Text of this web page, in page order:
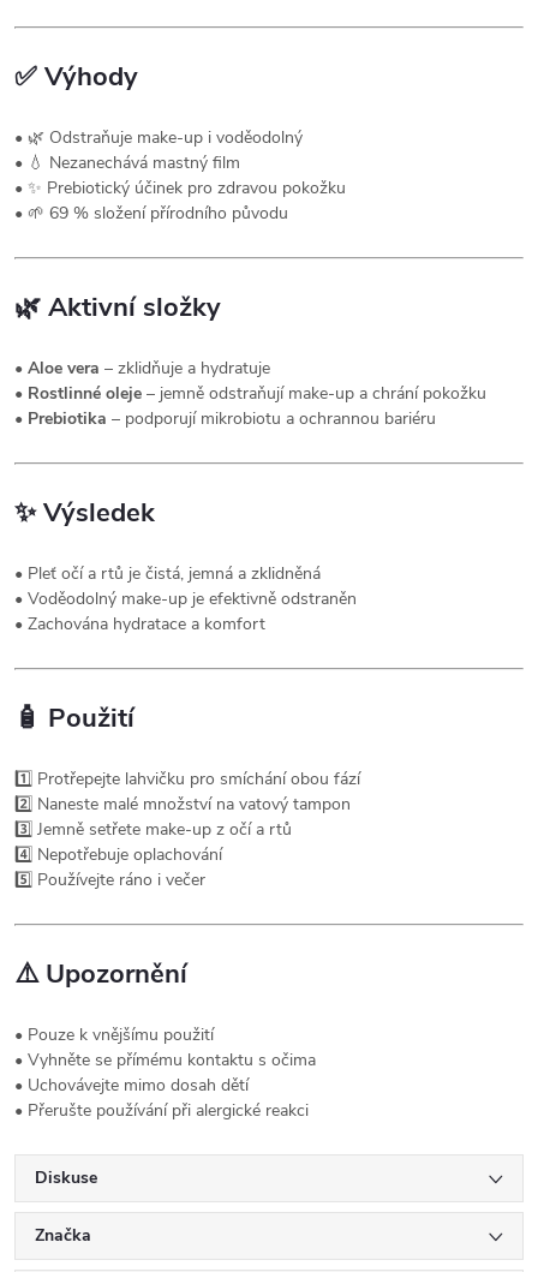
✅ Výhody
• 🌿 Odstraňuje make-up i voděodolný
• 💧 Nezanechává mastný film
• ✨ Prebiotický účinek pro zdravou pokožku
• 🌱 69 % složení přírodního původu
🌿 Aktivní složky
• Aloe vera – zklidňuje a hydratuje
• Rostlinné oleje – jemně odstraňují make-up a chrání pokožku
• Prebiotika – podporují mikrobiotu a ochrannou bariéru
✨Výsledek
• Pleť očí a rtů je čistá, jemná a zklidněná
• Voděodolný make-up je efektivně odstraněn
• Zachována hydratace a komfort
🧴 Použití
1️⃣ Protřepejte lahvičku pro smíchání obou fází
2️⃣ Naneste malé množství na vatový tampon
3️⃣ Jemně setřete make-up z očí a rtů
4️⃣ Nepotřebuje oplachování
5️⃣ Používejte ráno i večer
⚠️ Upozornění
• Pouze k vnějšímu použití
• Vyhněte se přímému kontaktu s očima
• Uchovávejte mimo dosah dětí
• Přerušte používání při alergické reakci
Diskuse
Značka